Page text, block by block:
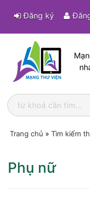
Đăng ký
Trang chủ » Tìm kiếm
Phụ nữ